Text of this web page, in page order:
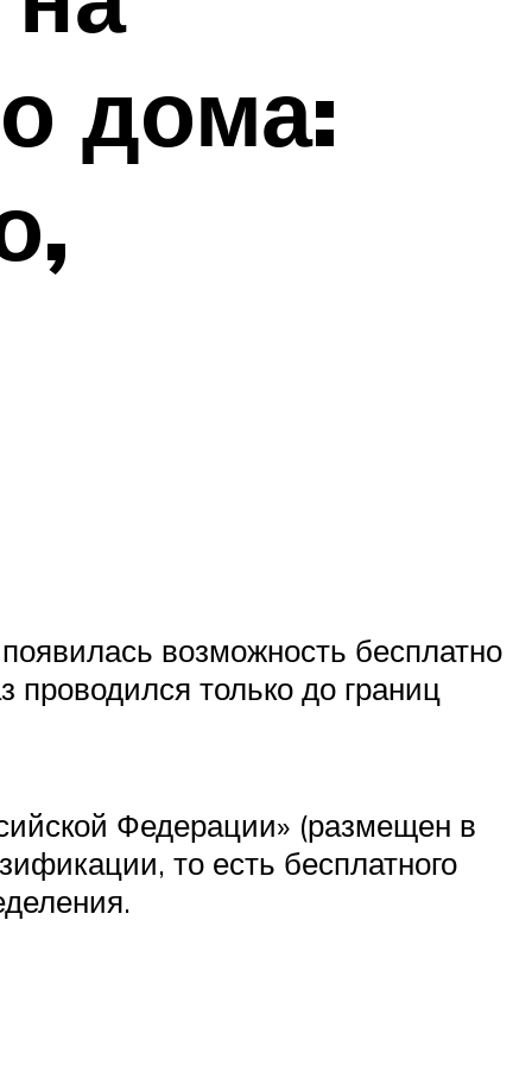
дома:
возможность бесплатно
проводился только до границ
Федерации» (размещен в
то есть бесплатного